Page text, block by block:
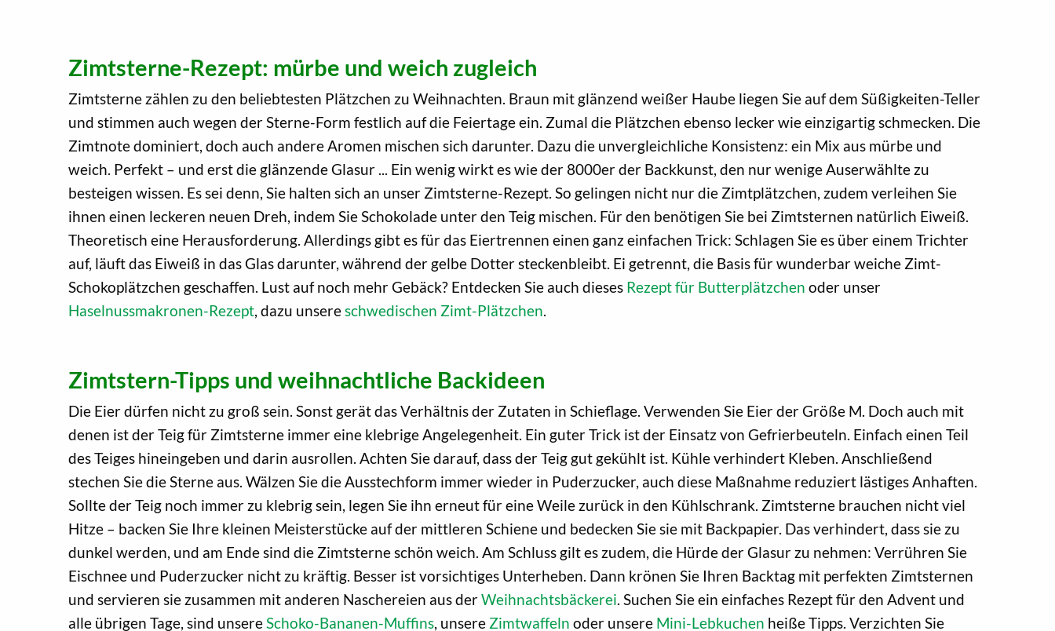
Zimtsterne-Rezept: mürbe und weich zugleich
Zimtsterne zählen zu den beliebtesten Plätzchen zu Weihnachten. Braun mit glänzend weißer Haube liegen Sie auf dem Süßigkeiten-Teller
und stimmen auch wegen der Sterne-Form festlich auf die Feiertage ein. Zumal die Plätzchen ebenso lecker wie einzigartig schmecken. Die
Zimtnote dominiert, doch auch andere Aromen mischen sich darunter. Dazu die unvergleichliche Konsistenz: ein Mix aus mürbe und
weich. Perfekt – und erst die glänzende Glasur ... Ein wenig wirkt es wie der 8000er der Backkunst, den nur wenige Auserwählte zu
besteigen wissen. Es sei denn, Sie halten sich an unser Zimtsterne-Rezept. So gelingen nicht nur die Zimtplätzchen, zudem verleihen Sie
ihnen einen leckeren neuen Dreh, indem Sie Schokolade unter den Teig mischen. Für den benötigen Sie bei Zimtsternen natürlich Eiweiß.
Theoretisch eine Herausforderung. Allerdings gibt es für das Eiertrennen einen ganz einfachen Trick: Schlagen Sie es über einem Trichter
auf, läuft das Eiweiß in das Glas darunter, während der gelbe Dotter steckenbleibt. Ei getrennt, die Basis für wunderbar weiche Zimt-
Schokoplätzchen geschaffen. Lust auf noch mehr Gebäck? Entdecken Sie auch dieses Rezept für Butterplätzchen oder unser
Haselnussmakronen-Rezept , dazu unsere schwedischen Zimt-Plätzchen
Zimtstern-Tipps und weihnachtliche Backideen
Die Eier dürfen nicht zu groß sein. Sonst gerät das Verhältnis der Zutaten in Schieflage. Verwenden Sie Eier der Größe M. Doch auch mit
denen ist der Teig für Zimtsterne immer eine klebrige Angelegenheit. Ein guter Trick ist der Einsatz von Gefrierbeuteln. Einfach einen Teil
des Teiges hineingeben und darin ausrollen. Achten Sie darauf, dass der Teig gut gekühlt ist. Kühle verhindert Kleben. Anschließend
stechen Sie die Sterne aus. Wälzen Sie die Ausstechform immer wieder in Puderzucker, auch diese Maßnahme reduziert lästiges Anhaften.
Sollte der Teig noch immer zu klebrig sein, legen Sie ihn erneut für eine Weile zurück in den Kühlschrank. Zimtsterne brauchen nicht viel
Hitze – backen Sie Ihre kleinen Meisterstücke auf der mittleren Schiene und bedecken Sie sie mit Backpapier. Das verhindert, dass sie zu
dunkel werden, und am Ende sind die Zimtsterne schön weich. Am Schluss gilt es zudem, die Hürde der Glasur zu nehmen: Verrühren Sie
Eischnee und Puderzucker nicht zu kräftig. Besser ist vorsichtiges Unterheben. Dann krönen Sie Ihren Backtag mit perfekten Zimtsternen
und servieren sie zusammen mit anderen Naschereien aus derWeihnachtsbäckerei . Suchen Sie ein einfaches Rezept für den Advent und
alle übrigen Tage, sind unsere Schoko-Bananen-Muffins , unsere Zimtwaffeln oder unsere Mini-Lebkuchen heiße Tipps. Verzichten Sie